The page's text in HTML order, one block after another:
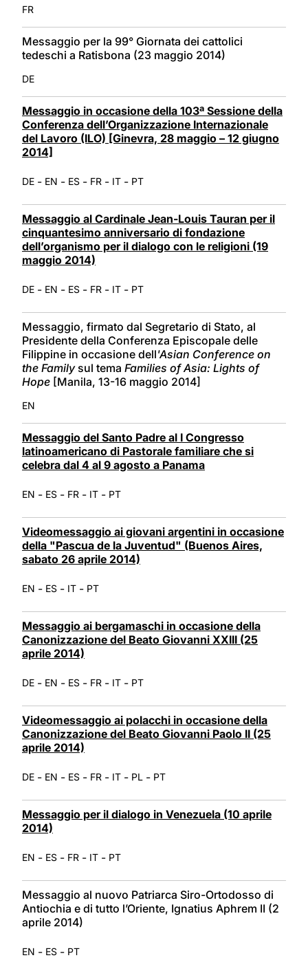
FR
Messaggio per la 99° Giornata dei cattolici
tedeschi a Ratisbona (23 maggio 2014)
DE
Messaggio in occasione della 103ª Sessione della
Conferenza dell’Organizzazione Internazionale
del Lavoro (ILO) [Ginevra, 28 maggio – 12 giugno
2014]
DE - EN - ES - FR - IT - PT
Messaggio al Cardinale Jean-Louis Tauran per il
cinquantesimo anniversario di fondazione
dell’organismo per il dialogo con le religioni (19
maggio 2014)
DE - EN - ES - FR - IT - PT
Messaggio, firmato dal Segretario di Stato, al
Presidente della Conferenza Episcopale delle
Filippine in occasione dell'Asian Conference on
the Familysul tema Families of Asia: Lights of
Hope [Manila, 13-16 maggio 2014]
EN
Messaggio del Santo Padre al I Congresso
latinoamericano di Pastorale familiare che si
celebra dal 4 al 9 agosto a Panama
EN - ES - FR - IT - PT
Videomessaggio ai giovani argentini in occasione
della "Pascua de la Juventud" (Buenos Aires,
sabato 26 aprile 2014)
EN - ES - IT - PT
Messaggio ai bergamaschi in occasione della
Canonizzazione del Beato Giovanni XXIII (25
aprile 2014)
DE - EN - ES - FR - IT - PT
Videomessaggio ai polacchi in occasione della
Canonizzazione del Beato Giovanni Paolo II (25
aprile 2014)
DE - EN - ES - FR - IT - PL - PT
Messaggio per il dialogo in Venezuela (10 aprile
2014)
EN - ES - FR - IT - PT
Messaggio al nuovo Patriarca Siro-Ortodosso di
Antiochia e di tutto l’Oriente, Ignatius Aphrem II (2
aprile 2014)
EN - ES - PT